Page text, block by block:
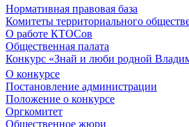
Нормативная правовая база
Комитеты территориального
О работе КТОСов
Общественная палата
Конкурс «Знай и люби родной
О конкурсе
Постановление администрации
Положение о конкурсе
Оргкомитет
Общественное жюри